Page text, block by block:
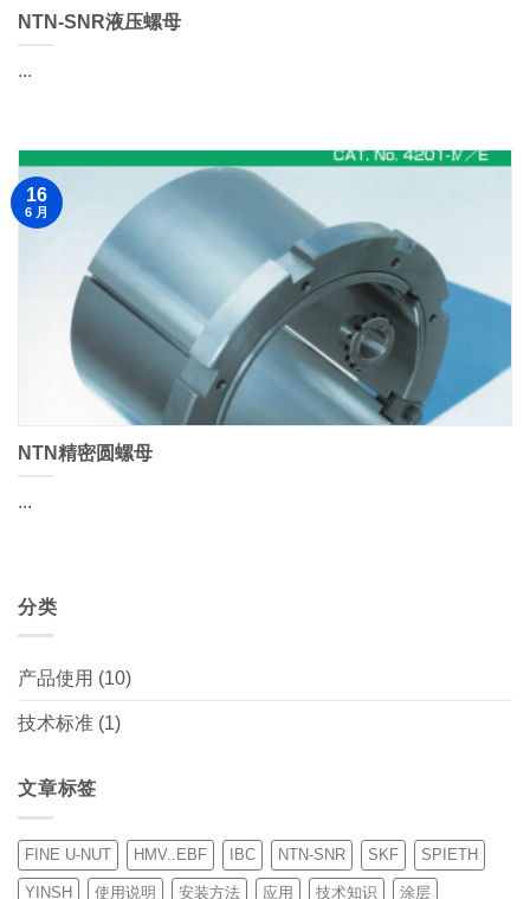
NTN-SNR液压螺母
...
NTN精密圆螺母
...
16
6 月
分类
产品使用 (10)
技术标准 (1)
文章标签
FINE U-NUT HMV..EBF IBC NTN-SNR SKF SPIETH
YINSH 使用说明 安装方法 应用 技术知识 涂层